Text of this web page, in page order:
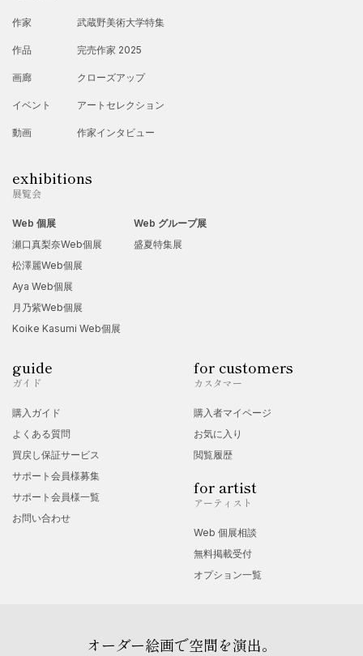
6歳より中学2年まで書道を学び、大人になってから再び書道を
再開。個展・グループ展は未経験だが、友人や知人から店の看
板を頼まれて作成する機会はあった。
作家
作品
画廊
イベント
動画
武蔵野美術大学特集
完売作家 2025
クローズアップ
アートセレクション
作家インタビュー
exhibitions
展覧会
Web 個展
瀬口真梨奈Web個展
松澤麗Web個展
Aya Web個展
月乃紫Web個展
Koike Kasumi Web個展
Web グループ展
盛夏特集展
guide
ガイド
購入ガイド
よくある質問
買戻し保証サービス
サポート会員様募集
サポート会員様一覧
お問い合わせ
for customers
カスタマー
購入者マイページ
お気に入り
閲覧履歴
for artist
アーティスト
Web 個展相談
無料掲載受付
オプション一覧
オーダー絵画で空間を演出。